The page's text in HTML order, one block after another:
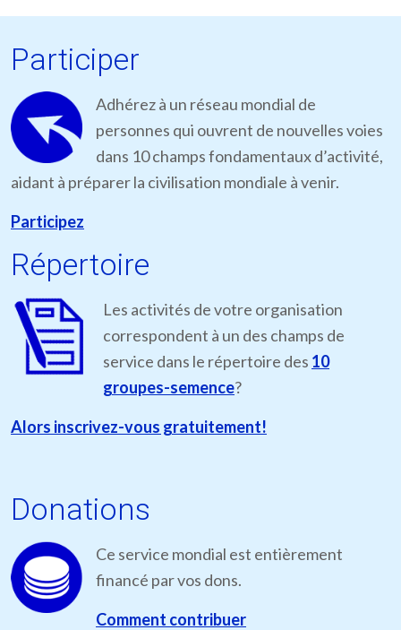
Participer
Adhérez à un réseau mondial de
personnes qui ouvrent de nouvelles voies
dans 10 champs fondamentaux d’activité,
aidant à préparer la civilisation mondiale à venir.
Participez
Répertoire
Les activités de votre organisation
correspondent à un des champs de
service dans le répertoire des 10
groupes-semence?
Alors inscrivez-vous gratuitement!
Donations
Ce service mondial est entièrement
financé par vos dons.
Comment contribuer